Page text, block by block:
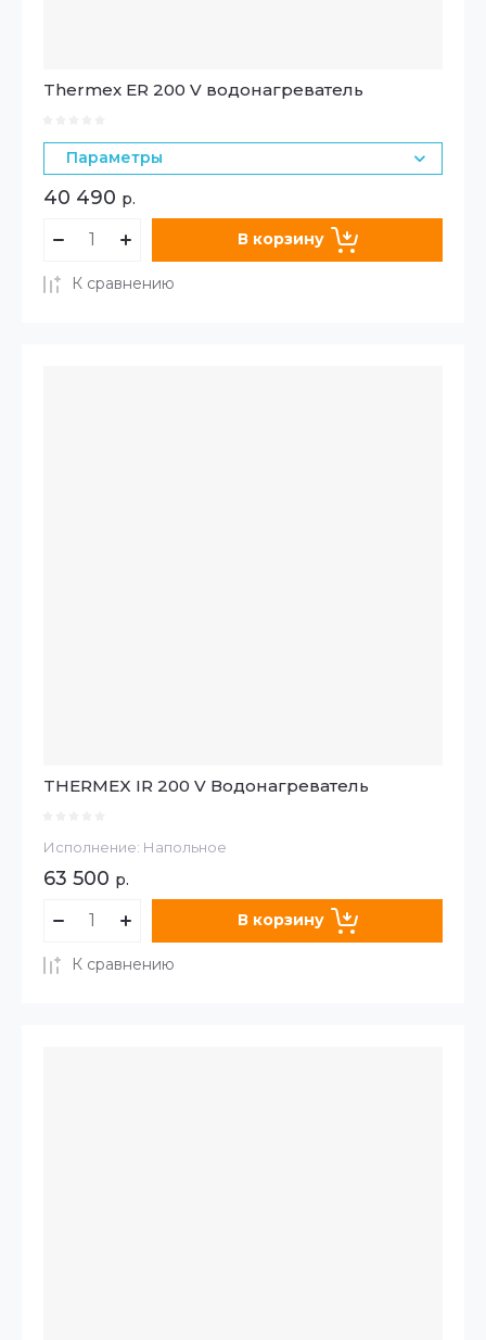
Thermex ER 200 V водонагреватель
Параметры
40 490 р.
В корзину
К сравнению
THERMEX IR 200 V Водонагреватель
Исполнение: Напольное
63 500 р.
В корзину
К сравнению